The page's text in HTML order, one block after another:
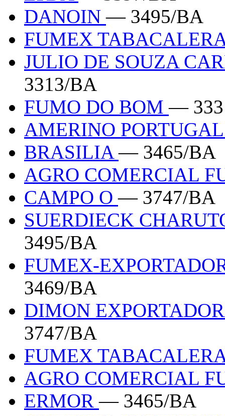
DANOIN— 3495/BA
FUMEX
JULIO DE SOUZA
3313/BA
FUMO DO BOM—
AMERINO
BRASILIA— 3465/BA
AGRO COMERCIAL
CAMPO O— 3747/BA
SUERDIECK
3495/BA
FUMEX-
3469/BA
DIMON
3747/BA
FUMEX
AGRO COMERCIAL
ERMOR— 3465/BA